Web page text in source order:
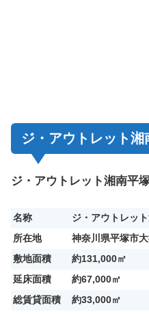
ジ・アウトレット
ジ・アウトレット湘南平
名称
ジ・アウトレッ
所在地
神奈川県平塚市
敷地面積
約131,000㎡
延床面積
約67,000㎡
総賃貸面積
約33,000㎡